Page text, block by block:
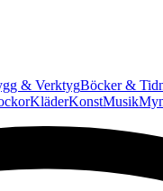
& VerktygBöcker &
KläderKonstMusik